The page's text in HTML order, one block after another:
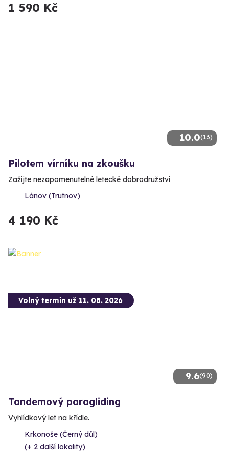
1 590 Kč
10.0(13)
Pilotem vírníku na zkoušku
Zažijte nezapomenutelné letecké dobrodružství
Lánov (Trutnov)
4 190 Kč
9.6(90)
Volný termín už 11. 08. 2026
Tandemový paragliding
Vyhlídkový let na křídle.
Krkonoše (Černý důl)
(+ 2 další lokality)